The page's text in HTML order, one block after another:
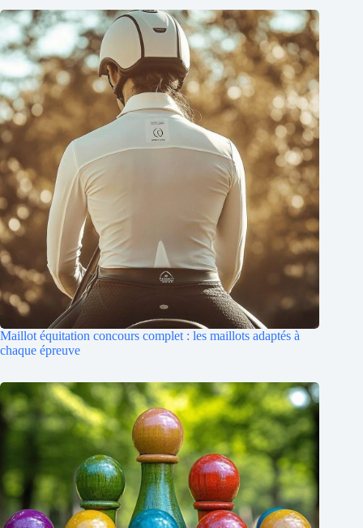
Maillot équitation concours complet : les maillots adaptés à
chaque épreuve